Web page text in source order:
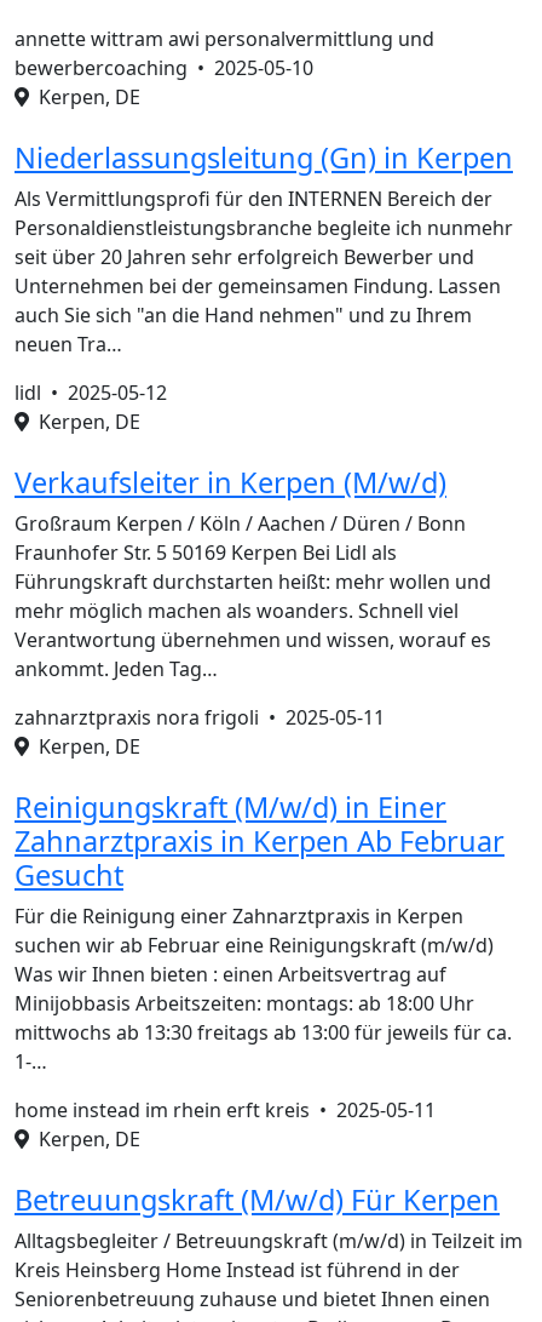
annette wittram awi personalvermittlung und
bewerbercoaching • 2025-05-10
Kerpen, DE
Niederlassungsleitung (Gn) in Kerpen
Als Vermittlungsprofi für den INTERNEN Bereich der
Personaldienstleistungsbranche begleite ich nunmehr
seit über 20 Jahren sehr erfolgreich Bewerber und
Unternehmen bei der gemeinsamen Findung. Lassen
auch Sie sich "an die Hand nehmen" und zu Ihrem
neuen Tra…
lidl • 2025-05-12
Kerpen, DE
Verkaufsleiter in Kerpen (M/w/d)
Großraum Kerpen / Köln / Aachen / Düren / Bonn
Fraunhofer Str. 5 50169 Kerpen Bei Lidl als
Führungskraft durchstarten heißt: mehr wollen und
mehr möglich machen als woanders. Schnell viel
Verantwortung übernehmen und wissen, worauf es
ankommt. Jeden Tag…
zahnarztpraxis nora frigoli • 2025-05-11
Kerpen, DE
Reinigungskraft (M/w/d) in Einer
Zahnarztpraxis in Kerpen Ab Februar
Gesucht
Für die Reinigung einer Zahnarztpraxis in Kerpen
suchen wir ab Februar eine Reinigungskraft (m/w/d)
Was wir Ihnen bieten : einen Arbeitsvertrag auf
Minijobbasis Arbeitszeiten: montags: ab 18:00 Uhr
mittwochs ab 13:30 freitags ab 13:00 für jeweils für ca.
1-…
home instead im rhein erft kreis • 2025-05-11
Kerpen, DE
Betreuungskraft (M/w/d) Für Kerpen
Alltagsbegleiter / Betreuungskraft (m/w/d) in Teilzeit im
Kreis Heinsberg Home Instead ist führend in der
Seniorenbetreuung zuhause und bietet Ihnen einen